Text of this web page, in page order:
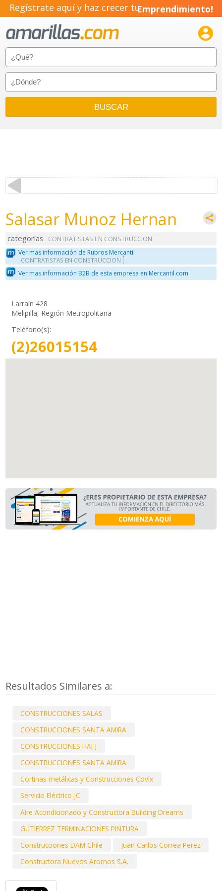
Regístrate aquí y haz crecer tuEmprendimiento!

Salasar Munoz Hernan
categorías
CONTRATISTAS EN CONSTRUCCION
Ver mas información de Rubros Mercantil
CONTRATISTAS EN CONSTRUCCION
Ver mas información B2B de esta empresa en Mercantil.com
Larraín 428
Melipilla, Región Metropolitana
Teléfono(s):
(2)26015154
Resultados Similares a:
CONSTRUCCIONES SALAS
CONSTRUCCIONES SANTA AMIRA
CONSTRUCCIONES HAFJ
CONSTRUCCIONES SANTA AMIRA
Cortinas metálicas y Construcciones Covix
Servicio Eléctrico JC
Aire Acondicionado y Constructora Building Dreams
GUTIERREZ TERMINACIONES PINTURA
Construcciones DAM Chile
Juan Carlos Correa Perez
Constructora Nuevos Aromos S.A.